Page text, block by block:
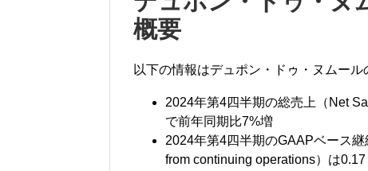
概要
以下の情報はデュポン・ドゥ・ヌムール
2024年第4四半期の総売上（Net
で前年同期比7%増
2024年第4四半期のGAAPベース
from continuing operations）は